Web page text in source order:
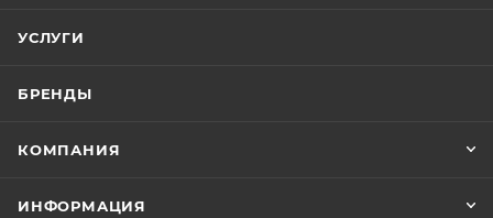
УСЛУГИ
БРЕНДЫ
КОМПАНИЯ
ИНФОРМАЦИЯ